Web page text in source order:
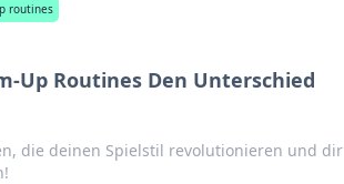
routines
Up Routines Den Unterschied
die deinen Spielstil revolutionieren und dir